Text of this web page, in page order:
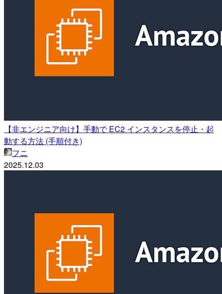
【非エンジニア向け】手動で EC2 インスタンスを停止・起
動する方法 (手順付き)
フニ
2025.12.03